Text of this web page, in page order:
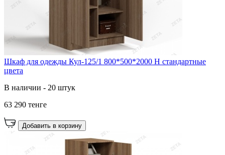
Шкаф для одежды Кул-125/1 800*500*2000 Н стандартные
цвета
В наличии - 20 штук
63 290 тенге
Добавить в корзину